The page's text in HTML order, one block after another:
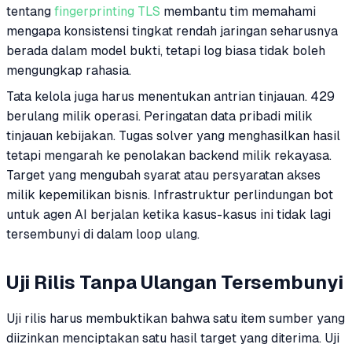
tentang fingerprinting TLS membantu tim memahami
mengapa konsistensi tingkat rendah jaringan seharusnya
berada dalam model bukti, tetapi log biasa tidak boleh
mengungkap rahasia.
Tata kelola juga harus menentukan antrian tinjauan. 429
berulang milik operasi. Peringatan data pribadi milik
tinjauan kebijakan. Tugas solver yang menghasilkan hasil
tetapi mengarah ke penolakan backend milik rekayasa.
Target yang mengubah syarat atau persyaratan akses
milik kepemilikan bisnis. Infrastruktur perlindungan bot
untuk agen AI berjalan ketika kasus-kasus ini tidak lagi
tersembunyi di dalam loop ulang.
Uji Rilis Tanpa Ulangan Tersembunyi
Uji rilis harus membuktikan bahwa satu item sumber yang
diizinkan menciptakan satu hasil target yang diterima. Uji